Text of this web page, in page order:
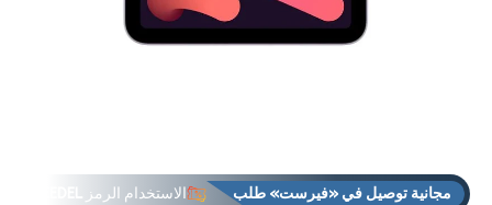
مجانية توصيل في «فيرست» طلب الاستخدام الرمز